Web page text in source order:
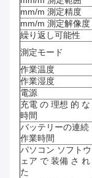
mm/m 測定精度
mm/m 測定解像度
繰り返し可能性
測定モード
作業温度
作業湿度
電源
充電 の 理想 的 な
時間
バッテリーの連続
作業時間
パソコン ソフトウ
ェア で 装備 さ れ
た